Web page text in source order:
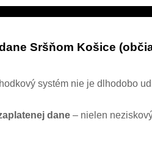
Sršňom Košice
systém nie je dlhodobo
dane – nielen